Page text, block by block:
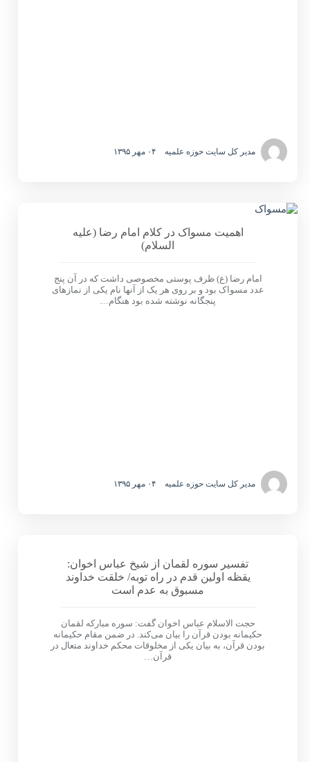
مدیر کل سایت حوزه علمیه
اهمیت مسواک در کلام امام رضا (علیه
السلام)
امام رضا (ع) ظرف پوستی مخصوصی داشت که در آن پنج
عدد مسواک بود و بر روی هر یک از آنها نام یکی از نمازهای
پنجگانه نوشته شده بود هنگام…
مدیر کل سایت حوزه علمیه
تفسیر سوره لقمان از شیخ عباس اخوان:
یقظه اولین قدم در راه توبه/ خلقت خداوند
مسبوق به عدم است
حجت الاسلام عباس اخوان گفت: سوره‌ مبارکه‌ لقمان
حکیمانه بودن قرآن را بیان می‌کند. در ضمن مقام حکیمانه
بودن قرآن، به بیان یکی از مخلوقات محکم خداوند متعال در
قرآن…